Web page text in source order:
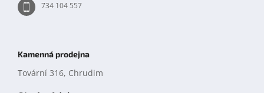
734 104 557
Kamenná prodejna
Tovární 316, Chrudim